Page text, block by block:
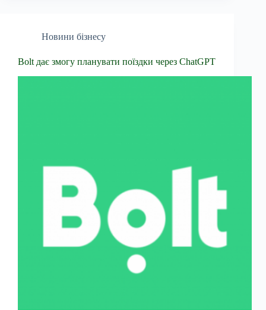
Новини бізнесу
Bolt дає змогу планувати поїздки через ChatGPT